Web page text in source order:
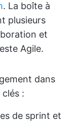
. La boîte à
plusieurs
et
Agile.
dans
:
de sprint et